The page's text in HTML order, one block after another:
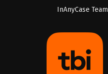
InAnyCase Team